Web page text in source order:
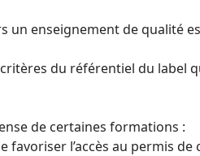
un enseignement de qualité
du référentiel du label
de certaines formations :
l’accès au permis de